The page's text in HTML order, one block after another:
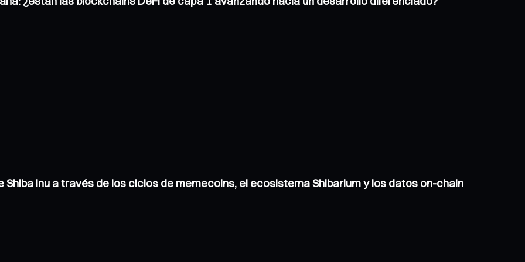
Shiba Inu a través de los ciclos de memecoins, el ecosistema Shibarium y los datos on-chain